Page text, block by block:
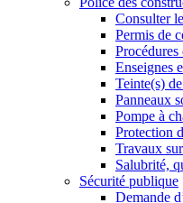
Consulter
Permis de
Procédures
Enseignes
Teinte(s)
Panneaux
Pompe à
Protection
Travaux
Salubrité,
Sécurité publique
Demande